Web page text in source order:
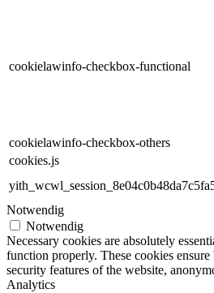
cookielawinfo-checkbox-functional
cookielawinfo-checkbox-others
cookies.js
Notwendig
Notwendig
Necessary cookies are absolutely
function properly. These cookies
security features of the website,
Analytics